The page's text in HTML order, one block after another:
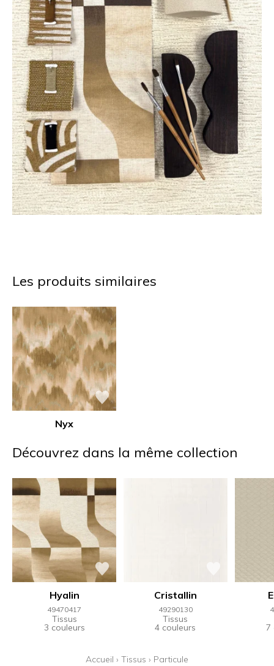
Les produits similaires
Nyx
Découvrez dans la même collection
Hyalin
49470417
Tissus
3 couleurs
Cristallin
49290130
Tissus
4 couleurs 7
Accueil › Tissus › Particule